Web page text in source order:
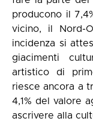
producono il
vicino, il Nord-
incidenza si
giacimenti
artistico di
riesce ancora a
4,1% del valore
ascrivere alla